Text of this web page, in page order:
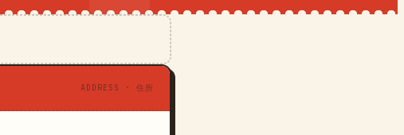
ADDRESS · 住所